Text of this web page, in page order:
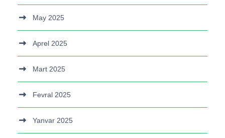
May 2025
Aprel 2025
Mart 2025
Fevral 2025
Yanvar 2025